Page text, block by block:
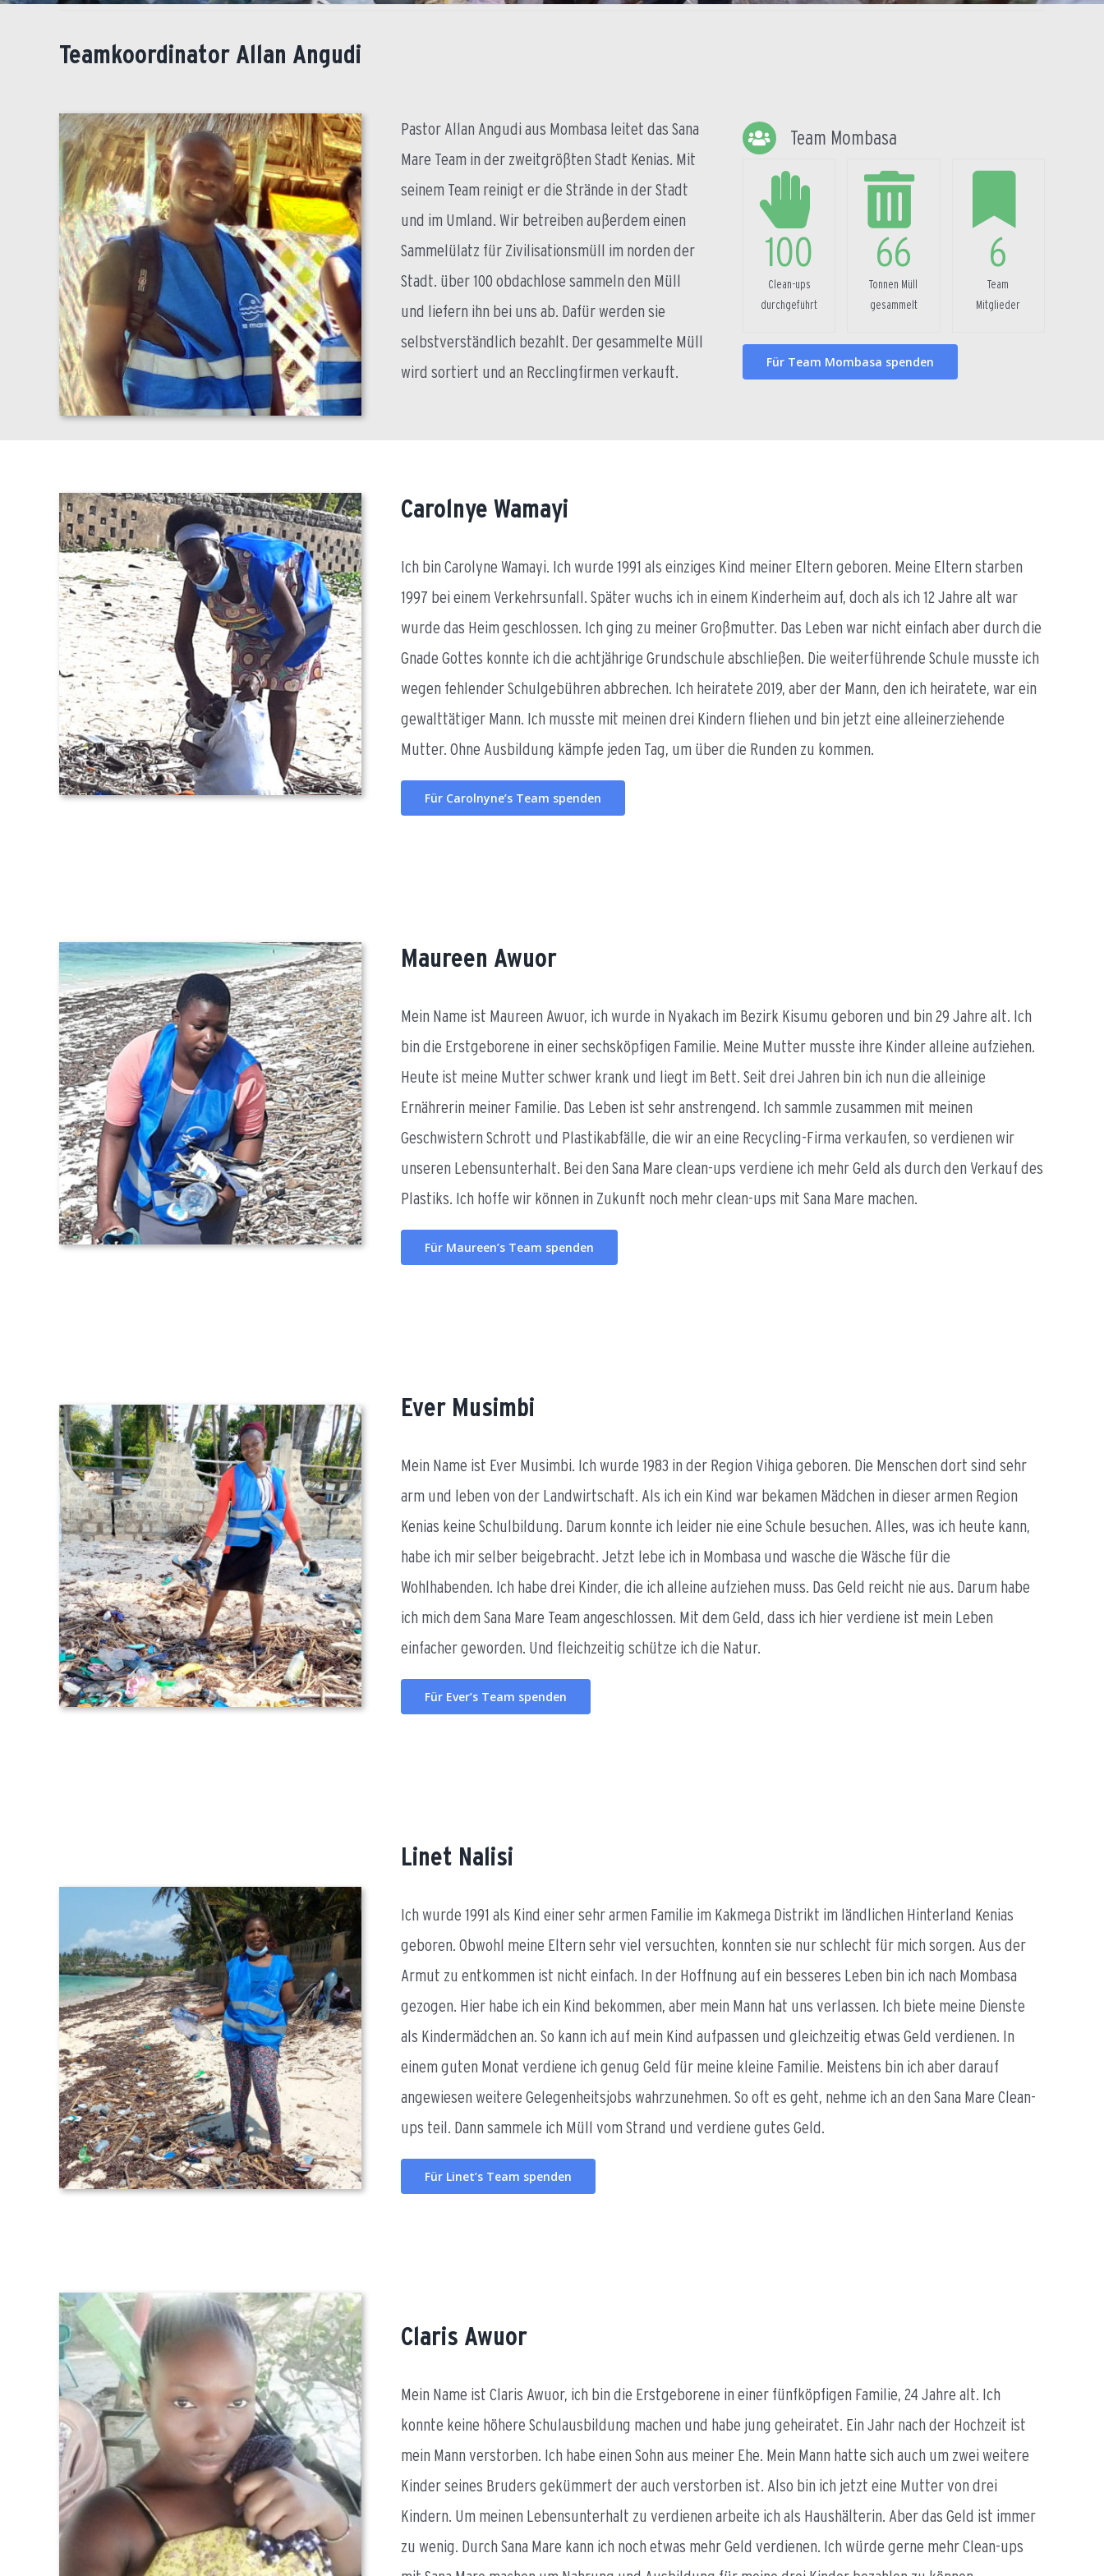
Teamkoordinator Allan Angudi
Pastor Allan Angudi aus Mombasa leitet das Sana
Mare Team in der zweitgrößten Stadt Kenias. Mit
seinem Team reinigt er die Strände in der Stadt
und im Umland. Wir betreiben außerdem einen
Sammelülatz für Zivilisationsmüll im norden der
Stadt. über 100 obdachlose sammeln den Müll
und liefern ihn bei uns ab. Dafür werden sie
selbstverständlich bezahlt. Der gesammelte Müll
wird sortiert und an Recclingfirmen verkauft.
Team Mombasa
100
Clean-ups
durchgeführt
66
Tonnen Müll
gesammelt
6
Team
Mitglieder
Für Team Mombasa spenden
Carolnye Wamayi
Ich bin Carolyne Wamayi. Ich wurde 1991 als einziges Kind meiner Eltern geboren. Meine Eltern starben
1997 bei einem Verkehrsunfall. Später wuchs ich in einem Kinderheim auf, doch als ich 12 Jahre alt war
wurde das Heim geschlossen. Ich ging zu meiner Großmutter. Das Leben war nicht einfach aber durch die
Gnade Gottes konnte ich die achtjährige Grundschule abschließen. Die weiterführende Schule musste ich
wegen fehlender Schulgebühren abbrechen. Ich heiratete 2019, aber der Mann, den ich heiratete, war ein
gewalttätiger Mann. Ich musste mit meinen drei Kindern fliehen und bin jetzt eine alleinerziehende
Mutter. Ohne Ausbildung kämpfe jeden Tag, um über die Runden zu kommen.
Für Carolnyne’s Team spenden
Maureen Awuor
Mein Name ist Maureen Awuor, ich wurde in Nyakach im Bezirk Kisumu geboren und bin 29 Jahre alt. Ich
bin die Erstgeborene in einer sechsköpfigen Familie. Meine Mutter musste ihre Kinder alleine aufziehen.
Heute ist meine Mutter schwer krank und liegt im Bett. Seit drei Jahren bin ich nun die alleinige
Ernährerin meiner Familie. Das Leben ist sehr anstrengend. Ich sammle zusammen mit meinen
Geschwistern Schrott und Plastikabfälle, die wir an eine Recycling-Firma verkaufen, so verdienen wir
unseren Lebensunterhalt. Bei den Sana Mare clean-ups verdiene ich mehr Geld als durch den Verkauf des
Plastiks. Ich hoffe wir können in Zukunft noch mehr clean-ups mit Sana Mare machen.
Für Maureen’s Team spenden
Ever Musimbi
Mein Name ist Ever Musimbi. Ich wurde 1983 in der Region Vihiga geboren. Die Menschen dort sind sehr
arm und leben von der Landwirtschaft. Als ich ein Kind war bekamen Mädchen in dieser armen Region
Kenias keine Schulbildung. Darum konnte ich leider nie eine Schule besuchen. Alles, was ich heute kann,
habe ich mir selber beigebracht. Jetzt lebe ich in Mombasa und wasche die Wäsche für die
Wohlhabenden. Ich habe drei Kinder, die ich alleine aufziehen muss. Das Geld reicht nie aus. Darum habe
ich mich dem Sana Mare Team angeschlossen. Mit dem Geld, dass ich hier verdiene ist mein Leben
einfacher geworden. Und fleichzeitig schütze ich die Natur.
Für Ever’s Team spenden
Linet Nalisi
Ich wurde 1991 als Kind einer sehr armen Familie im Kakmega Distrikt im ländlichen Hinterland Kenias
geboren. Obwohl meine Eltern sehr viel versuchten, konnten sie nur schlecht für mich sorgen. Aus der
Armut zu entkommen ist nicht einfach. In der Hoffnung auf ein besseres Leben bin ich nach Mombasa
gezogen. Hier habe ich ein Kind bekommen, aber mein Mann hat uns verlassen. Ich biete meine Dienste
als Kindermädchen an. So kann ich auf mein Kind aufpassen und gleichzeitig etwas Geld verdienen. In
einem guten Monat verdiene ich genug Geld für meine kleine Familie. Meistens bin ich aber darauf
angewiesen weitere Gelegenheitsjobs wahrzunehmen. So oft es geht, nehme ich an den Sana Mare Clean-
ups teil. Dann sammele ich Müll vom Strand und verdiene gutes Geld.
Für Linet’s Team spenden
Claris Awuor
Mein Name ist Claris Awuor, ich bin die Erstgeborene in einer fünfköpfigen Familie, 24 Jahre alt. Ich
konnte keine höhere Schulausbildung machen und habe jung geheiratet. Ein Jahr nach der Hochzeit ist
mein Mann verstorben. Ich habe einen Sohn aus meiner Ehe. Mein Mann hatte sich auch um zwei weitere
Kinder seines Bruders gekümmert der auch verstorben ist. Also bin ich jetzt eine Mutter von drei
Kindern. Um meinen Lebensunterhalt zu verdienen arbeite ich als Haushälterin. Aber das Geld ist immer
zu wenig. Durch Sana Mare kann ich noch etwas mehr Geld verdienen. Ich würde gerne mehr Clean-ups